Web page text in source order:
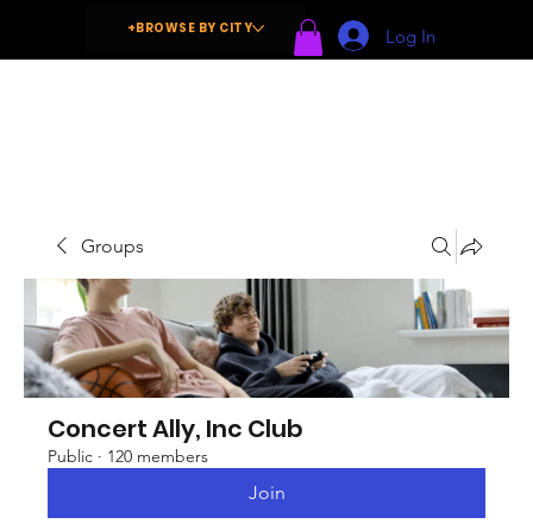
+BROWSE BY CITY Log In
Groups
Concert Ally, Inc Club
Public · 120 members
Join